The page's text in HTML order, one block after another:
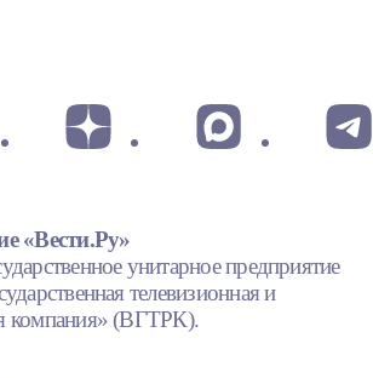
«Вести.Ру»
унитарное предприятие
телевизионная и
компания» (ВГТРК).